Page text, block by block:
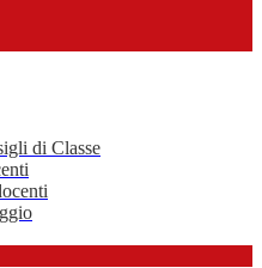
di Classe